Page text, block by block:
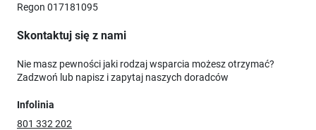
Regon 017181095
Skontaktuj się z nami
Nie masz pewności jaki rodzaj wsparcia możesz otrzymać?
Zadzwoń lub napisz i zapytaj naszych doradców
Infolinia
801 332 202